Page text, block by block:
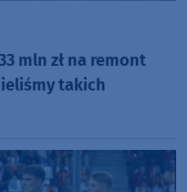
mln zł na remont
takich